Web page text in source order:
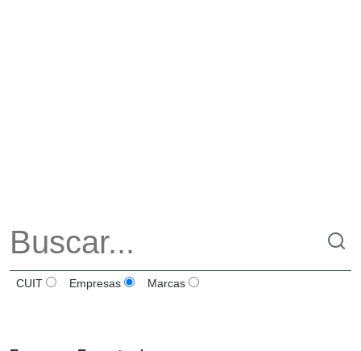
CUIT Empresas Marcas